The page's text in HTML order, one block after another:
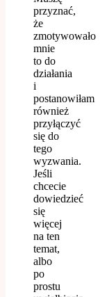
przyznać,
że
zmotywowało
mnie
to do
działania
i
postanowiłam
również
przyłączyć
się do
tego
wyzwania.
Jeśli
chcecie
dowiedzieć
się
więcej
na ten
temat,
albo
po
prostu